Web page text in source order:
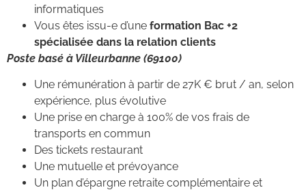
informatiques
Vous êtes issu-e d’une formation Bac +2
spécialisée dans la relation clients
Poste basé à Villeurbanne (69100)
Une rémunération à partir de 27K € brut / an, selon
expérience, plus évolutive
Une prise en charge à 100% de vos frais de
transports en commun
Des tickets restaurant
Une mutuelle et prévoyance
Un plan d’épargne retraite complémentaire et